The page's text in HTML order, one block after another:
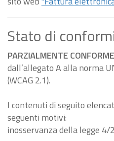
Stato di
PARZIALMENTE CONFORME
dall’allegato A alla norma
(WCAG 2.1).
I contenuti di seguito
seguenti motivi:
inosservanza della legge 4/